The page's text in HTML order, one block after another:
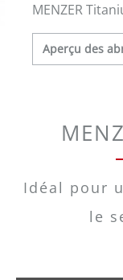
MENZER
Aperçu des
Idéal pour
le